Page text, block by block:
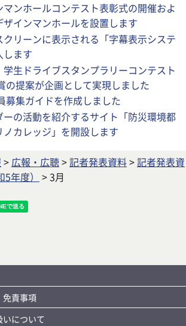
ンホールコンテスト表彰式の開催およ
インマンホールを設置します
リーンに表示される「字幕表示システ
します
生ドライブスタンプラリーコンテスト
の提案が企画として実現しました
募集ガイドを作成しました
ーの活動を紹介するサイト「防災環境都
カレッジ」を開設します
> 広報・広聴>記者発表資料>記者発表資
年度）
> 3月
免責事項
について